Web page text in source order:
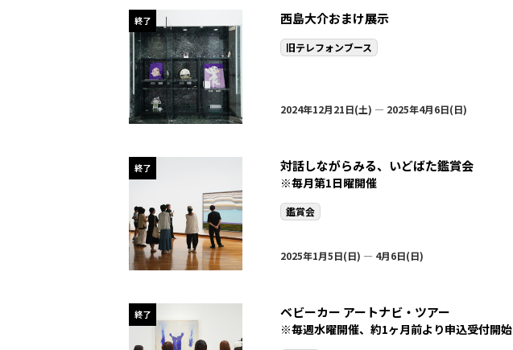
終了 西島大介おまけ展示
旧テレフォンブース
2024年12月21日(土) — 2025年4月6日(日)
終了 対話しながらみる、いどばた鑑賞会
※毎月第1日曜開催
鑑賞会
2025年1月5日(日) — 4月6日(日)
終了 ベビーカー アートナビ・ツアー
※毎週水曜開催、約1ヶ月前より申込受付開始